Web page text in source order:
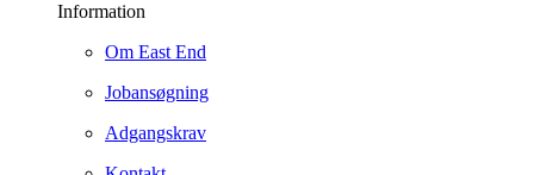
Information
Om East End
Jobansøgning
Adgangskrav